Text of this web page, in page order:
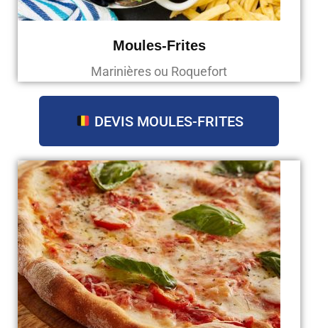
Moules-Frites
Marinières ou Roquefort
DEVIS MOULES-FRITES